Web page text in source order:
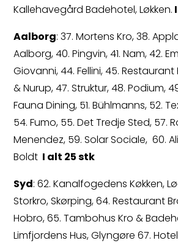
Kallehavegård Badehotel, Løkken.
Aalborg: 37. Mortens Kro, 38.
Aalborg, 40. Pingvin, 41. Nam, 42.
Giovanni, 44. Fellini, 45.
& Nurup, 47. Struktur, 48. Podium,
Fauna Dining, 51. Bühlmanns, 52.
54. Fumo, 55. Det Tredje Sted, 57.
Menendez, 59. Solar Sociale, 60.
Boldt I alt 25 stk
Syd: 62. Kanalfogedens Køkken,
Storkro, Skørping, 64. Restaurant
Hobro, 65. Tambohus Kro &
Limfjordens Hus, Glyngøre 67.